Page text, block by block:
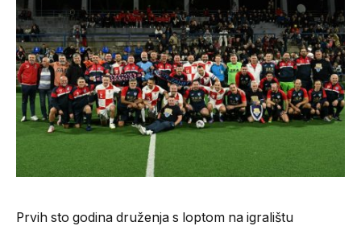
Prvih sto godina druženja s loptom na igralištu